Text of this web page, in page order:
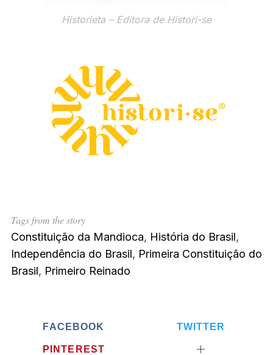
Historieta – Editora de Histori-se
Tags from the story
Constituição da Mandioca, História do Brasil,
Independência do Brasil, Primeira Constituição do
Brasil, Primeiro Reinado
FACEBOOK TWITTER
PINTEREST